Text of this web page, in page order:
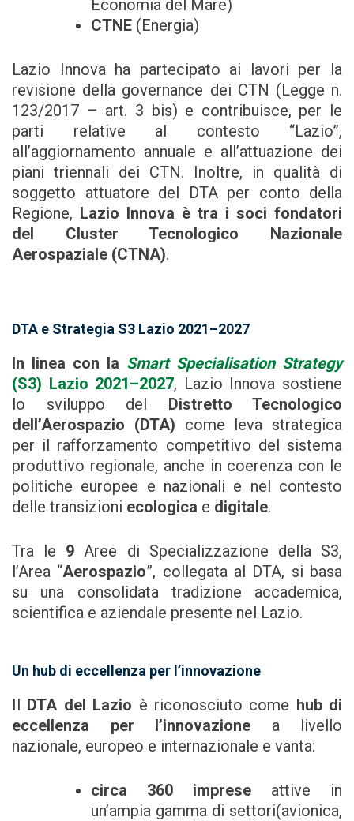
Economia del Mare)
CTNE (Energia)
Lazio Innova ha partecipato ai lavori per la
revisione della governance dei CTN (Legge n.
123/2017 – art. 3 bis) e contribuisce, per le
parti relative al contesto “Lazio”,
all’aggiornamento annuale e all’attuazione dei
piani triennali dei CTN. Inoltre, in qualità di
soggetto attuatore del DTA per conto della
Regione, Lazio Innova è tra i soci fondatori
del Cluster Tecnologico Nazionale
Aerospaziale (CTNA).
DTA e Strategia S3 Lazio 2021–2027
In linea con la Smart Specialisation Strategy
(S3) Lazio 2021–2027, Lazio Innova sostiene
lo sviluppo del Distretto Tecnologico
dell’Aerospazio (DTA) come leva strategica
per il rafforzamento competitivo del sistema
produttivo regionale, anche in coerenza con le
politiche europee e nazionali e nel contesto
delle transizioni ecologica e digitale.
Tra le 9 Aree di Specializzazione della S3,
l’Area “Aerospazio”, collegata al DTA, si basa
su una consolidata tradizione accademica,
scientifica e aziendale presente nel Lazio.
Un hub di eccellenza per l’innovazione
Il DTA del Lazio è riconosciuto come hub di
eccellenza per l’innovazione a livello
nazionale, europeo e internazionale e vanta:
circa 360 imprese attive in
un’ampia gamma di settori(avionica,